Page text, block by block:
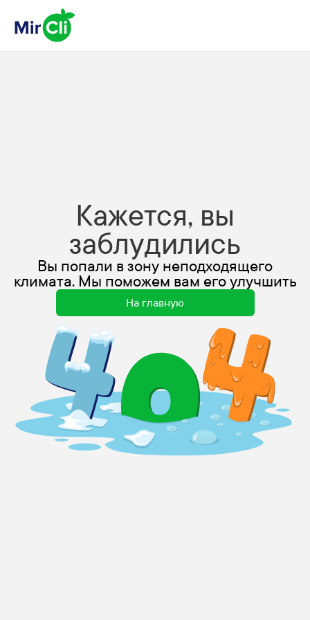
Кажется, вы
заблудились
Вы попали в зону неподходящего
климата. Мы поможем вам его улучшить
На главную